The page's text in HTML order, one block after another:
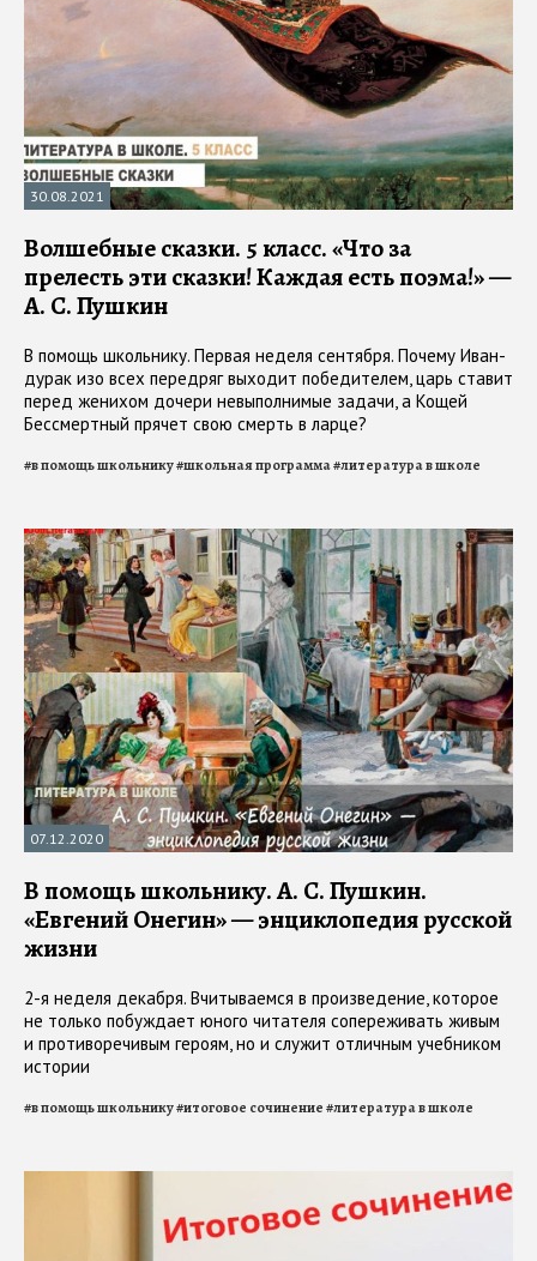
30.08.2021
Волшебные сказки. 5 класс. «Что за
прелесть эти сказки! Каждая есть поэма!» —
А. С. Пушкин
В помощь школьнику. Первая неделя сентября. Почему Иван-
дурак изо всех передряг выходит победителем, царь ставит
перед женихом дочери невыполнимые задачи, а Кощей
Бессмертный прячет свою смерть в ларце?
#в помощь школьнику#школьная программа#литература в школе
07.12.2020
В помощь школьнику. А. С. Пушкин.
«Евгений Онегин» — энциклопедия русской
жизни
2-я неделя декабря. Вчитываемся в произведение, которое
не только побуждает юного читателя сопереживать живым
и противоречивым героям, но и служит отличным учебником
истории
#в помощь школьнику#итоговое сочинение#литература в школе